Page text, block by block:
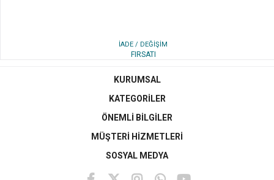
İADE / DEĞİŞİM
FIRSATI
KURUMSAL
KATEGORİLER
ÖNEMLİ BİLGİLER
MÜŞTERİ HİZMETLERİ
SOSYAL MEDYA